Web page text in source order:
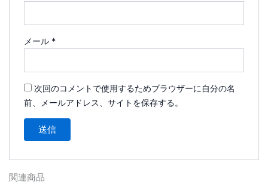
メール *
次回のコメントで使用するためブラウザーに自分の名
前、メールアドレス、サイトを保存する。
関連商品